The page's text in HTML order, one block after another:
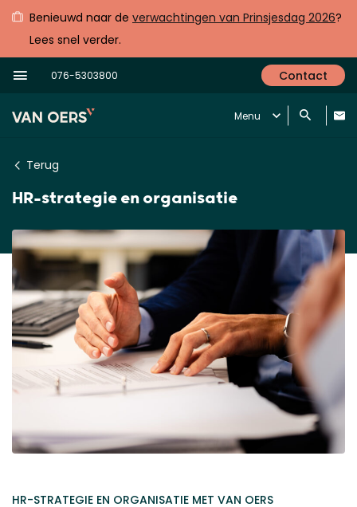
Benieuwd naar de verwachtingen van Prinsjesdag 2026?
Lees snel verder.
076-5303800 Contact
Menu
Terug
HR-strategie en organisatie
HR-STRATEGIE EN ORGANISATIE MET VAN OERS